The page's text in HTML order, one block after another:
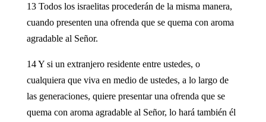
13 Todos los israelitas procederán de la misma manera,
cuando presenten una ofrenda que se quema con aroma
agradable al Señor.
14 Y si un extranjero residente entre ustedes, o
cualquiera que viva en medio de ustedes, a lo largo de
las generaciones, quiere presentar una ofrenda que se
quema con aroma agradable al Señor, lo hará también él